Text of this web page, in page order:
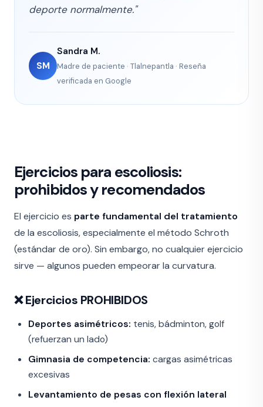
deporte normalmente."
SM
Sandra M.
Madre de paciente · Tlalnepantla · Reseña
verificada en Google
Ejercicios para escoliosis:
prohibidos y recomendados
El ejercicio es parte fundamental del tratamiento
de la escoliosis, especialmente el método Schroth
(estándar de oro). Sin embargo, no cualquier ejercicio
sirve — algunos pueden empeorar la curvatura.
❌ Ejercicios PROHIBIDOS
Deportes asimétricos: tenis, bádminton, golf
(refuerzan un lado)
Gimnasia de competencia: cargas asimétricas
excesivas
Levantamiento de pesas con flexión lateral